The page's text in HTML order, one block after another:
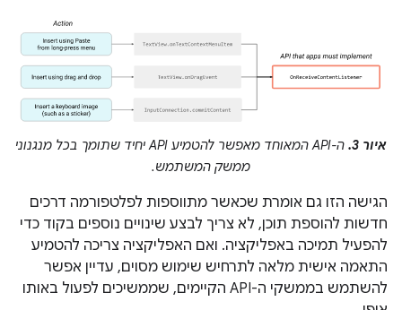
איור 3.
ה-API המאוחד מאפשר להטמיע API יחיד שתומך בכל מנגנוני
ממשק המשתמש.
הגישה הזו גם אומרת שכאשר מתווספות לפלטפורמה דרכים
חדשות להוספת תוכן, לא צריך לבצע שינויים נוספים בקוד כדי
להפעיל תמיכה באפליקציה. ואם האפליקציה צריכה להטמיע
התאמה אישית מלאה לתרחיש שימוש מסוים, עדיין אפשר
להשתמש בממשקי ה-API הקיימים, שממשיכים לפעול באותו